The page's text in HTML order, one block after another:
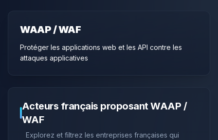
WAAP / WAF
Protéger les applications web et les API contre les
attaques applicatives
Acteurs français proposantWAAP /
WAF
Explorez et filtrez les entreprises françaises qui